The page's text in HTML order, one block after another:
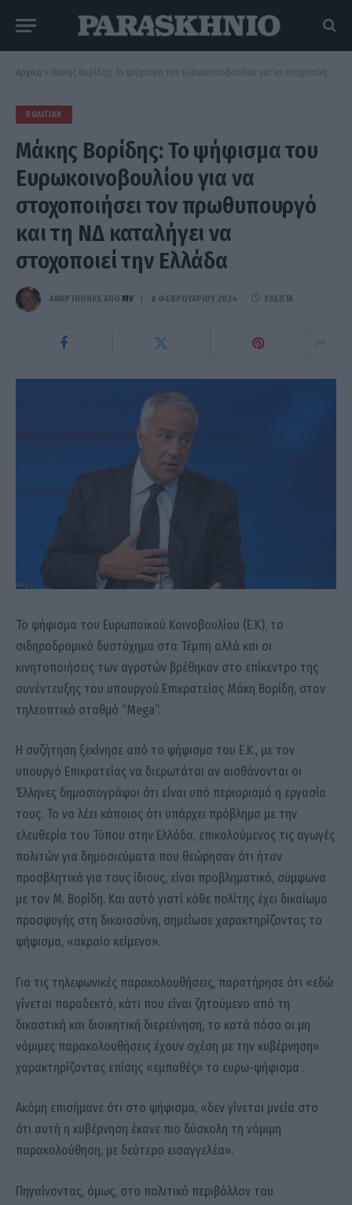
Αρχική » Μάκης Βορίδης: Το ψήφισμα του Ευρωκοινοβουλίου για να στοχοποιήσει τον πρωθυπουργό και τη ΝΔ καταλήγει να στοχοποιεί την Ελλάδα
ΠΟΛΙΤΙΚΉ
Μάκης Βορίδης: Το ψήφισμα του
Ευρωκοινοβουλίου για να
στοχοποιήσει τον πρωθυπουργό
και τη ΝΔ καταλήγει να
στοχοποιεί την Ελλάδα
ΑΝΑΡΤΗΘΗΚΕ ΑΠΟ MV 8 ΦΕΒΡΟΥΑΡΊΟΥ 2024 3 ΛΕΠΤΆ
Το ψήφισμα του Ευρωπαϊκού Κοινοβουλίου (Ε.Κ), το
σιδηροδρομικό δυστύχημα στα Τέμπη αλλά και οι
κινητοποιήσεις των αγροτών βρέθηκαν στο επίκεντρο της
συνέντευξης του υπουργού Επικρατείας Μάκη Βορίδη, στον
τηλεοπτικό σταθμό “Mega”.
Η συζήτηση ξεκίνησε από το ψήφισμα του Ε.Κ., με τον
υπουργό Επικρατείας να διερωτάται αν αισθάνονται οι
Έλληνες δημοσιογράφοι ότι είναι υπό περιορισμό η εργασία
τους. Το να λέει κάποιος ότι υπάρχει πρόβλημα με την
ελευθερία του Τύπου στην Ελλάδα, επικαλούμενος τις αγωγές
πολιτών για δημοσιεύματα που θεώρησαν ότι ήταν
προσβλητικά για τους ίδιους, είναι προβληματικό, σύμφωνα
με τον Μ. Βορίδη. Και αυτό γιατί κάθε πολίτης έχει δικαίωμα
προσφυγής στη δικαιοσύνη, σημείωσε χαρακτηρίζοντας το
ψήφισμα, «ακραίο κείμενο».
Για τις τηλεφωνικές παρακολουθήσεις, παρατήρησε ότι «εδώ
γίνεται παραδεκτό, κάτι που είναι ζητούμενο από τη
δικαστική και διοικητική διερεύνηση, το κατά πόσο οι μη
νόμιμες παρακολουθήσεις έχουν σχέση με την κυβέρνηση»
χαρακτηρίζοντας επίσης «εμπαθές» το ευρω-ψήφισμα .
Ακόμη επισήμανε ότι στο ψήφισμα, «δεν γίνεται μνεία στο
ότι αυτή η κυβέρνηση έκανε πιο δύσκολη τη νόμιμη
παρακολούθηση, με δεύτερο εισαγγελέα».
Πηγαίνοντας, όμως, στο πολιτικό περιβάλλον του